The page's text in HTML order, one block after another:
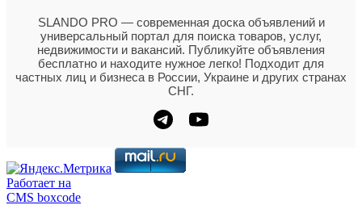
SLANDO PRO — современная доска объявлений и
универсальный портал для поиска товаров, услуг,
недвижимости и вакансий. Публикуйте объявления
бесплатно и находите нужное легко! Подходит для
частных лиц и бизнеса в России, Украине и других странах
СНГ.
Работает на
CMS boxcode